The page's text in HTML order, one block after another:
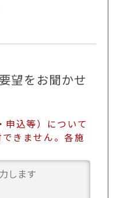
望をお聞かせ
込等）について
きません。各施